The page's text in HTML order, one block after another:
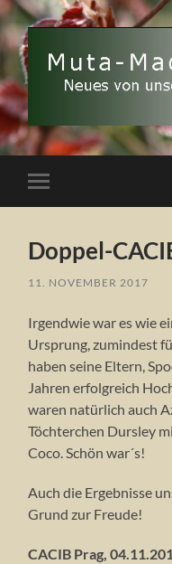
Mobile-
Menü
Doppel-
11. NOVEMBER 2017
Irgendwie war es wie
Ursprung, zumindest
haben seine Eltern,
Jahren erfolgreich
waren natürlich auch
Töchterchen Dursley
Coco. Schön war´s!
Auch die Ergebnisse
Grund zur Freude!
CACIB Prag,